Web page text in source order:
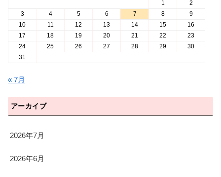
1
2
3
4 5 6 7 8
9
10
11 12 13 14 15
16
17
18 19 20 21 22
23
24
25 26 27 28 29
30
31
« 7月
アーカイブ
2026年7月
2026年6月